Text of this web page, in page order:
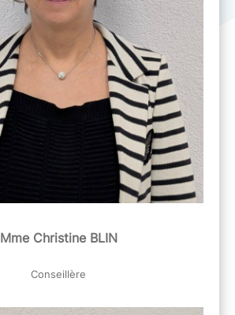
Mme Christine BLIN
Conseillère